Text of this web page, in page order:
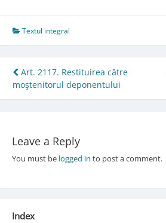
Textul integral
Post
navigation
Art. 2117. Restituirea către
moştenitorul deponentului
Leave a Reply
You must be logged in to post a comment.
Index